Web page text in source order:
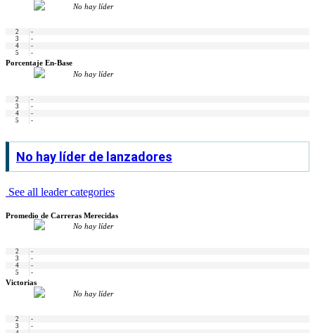
No hay líder
2
-
3
-
4
-
5
-
Porcentaje En-Base
No hay líder
2
-
3
-
4
-
5
-
No hay líder de lanzadores
See all leader categories
Promedio de Carreras Merecidas
No hay líder
2
-
3
-
4
-
5
-
Victorias
No hay líder
2
-
3
-